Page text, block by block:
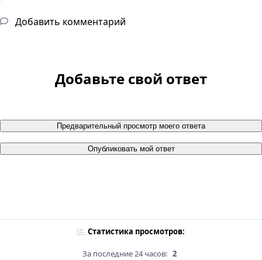
Добавить комментарий
Добавьте свой ответ
Предварительный просмотр моего ответа
Опубликовать мой ответ
Статистика просмотров:
За последние 24 часов: 2